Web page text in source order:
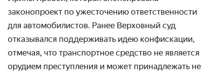
законопроект по ужесточению ответственности
для автомобилистов. Ранее Верховный суд
отказывался поддерживать идею конфискации,
отмечая, что транспортное средство не является
орудием преступления и может принадлежать не